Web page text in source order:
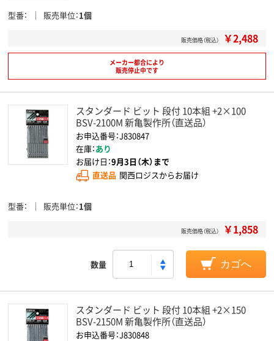
型番 販売単位 1個
販売価格（税込） ￥2,488
メーカー都合により
販売停止中です
スタンダード ビット 段付 10本組 +2×100
BSV-2100M 新亀製作所（直送品）
お申込番号：J830847
在庫：あり
お届け日：9月3日（木）まで
直送品 関西ロジスからお届け
型番 販売単位 1個
販売価格（税込） ￥1,858
数量 カゴへ
スタンダード ビット 段付 10本組 +2×150
BSV-2150M 新亀製作所（直送品）
お申込番号：J830848